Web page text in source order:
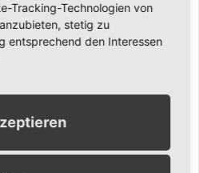
ein schönes Weihnachtsfest,
ist. Kevin bekommt das zwar
auch er freut sich bestimmt an
inLatest
Tracking-Technologien von
stetig zu
entsprechend den Interessen